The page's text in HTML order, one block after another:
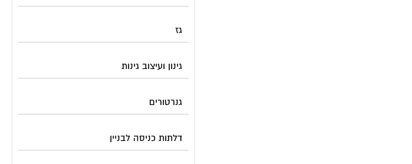
גז
גינון ועיצוב גינות
גנרטורים
דלתות כניסה לבניין